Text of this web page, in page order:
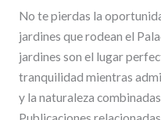
No te pierdas la
jardines que rodean el
jardines son el lugar
tranquilidad mientras
y la naturaleza